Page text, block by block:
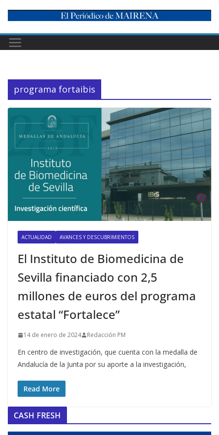
content
programa fortaibis
ACTUALIDAD AVANCES Y DESCUBRIMIENTOS
El Instituto de Biomedicina de
Sevilla financiado con 2,5
millones de euros del programa
estatal “Fortalece”
14 de enero de 2024 Redacción PM
En centro de investigación, que cuenta con la medalla de
Andalucía de la Junta por su aporte a la investigación,
Read More
CASH FRESH